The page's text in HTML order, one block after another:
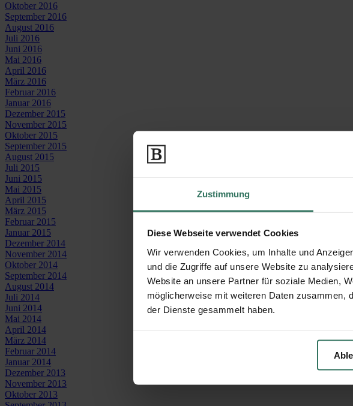
Zustimmung
Diese Webseite verwendet Cookies
Wir verwenden Cookies, um Inhalte und
und die Zugriffe auf unsere Website zu
Website an unsere Partner für soziale Medien,
möglicherweise mit weiteren Daten zusammen,
der Dienste gesammelt haben.
Oktober 2016
September 2016
August 2016
Juli 2016
Juni 2016
Mai 2016
April 2016
März 2016
Februar 2016
Januar 2016
Dezember 2015
November 2015
Oktober 2015
September 2015
August 2015
Juli 2015
Juni 2015
Mai 2015
April 2015
März 2015
Februar 2015
Januar 2015
Dezember 2014
November 2014
Oktober 2014
September 2014
August 2014
Juli 2014
Juni 2014
Mai 2014
April 2014
März 2014
Februar 2014
Januar 2014
Dezember 2013
November 2013
Oktober 2013